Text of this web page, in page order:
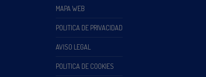
MAPA WEB
POLITICA DE PRIVACIDAD
AVISO LEGAL
POLITICA DE COOKIES